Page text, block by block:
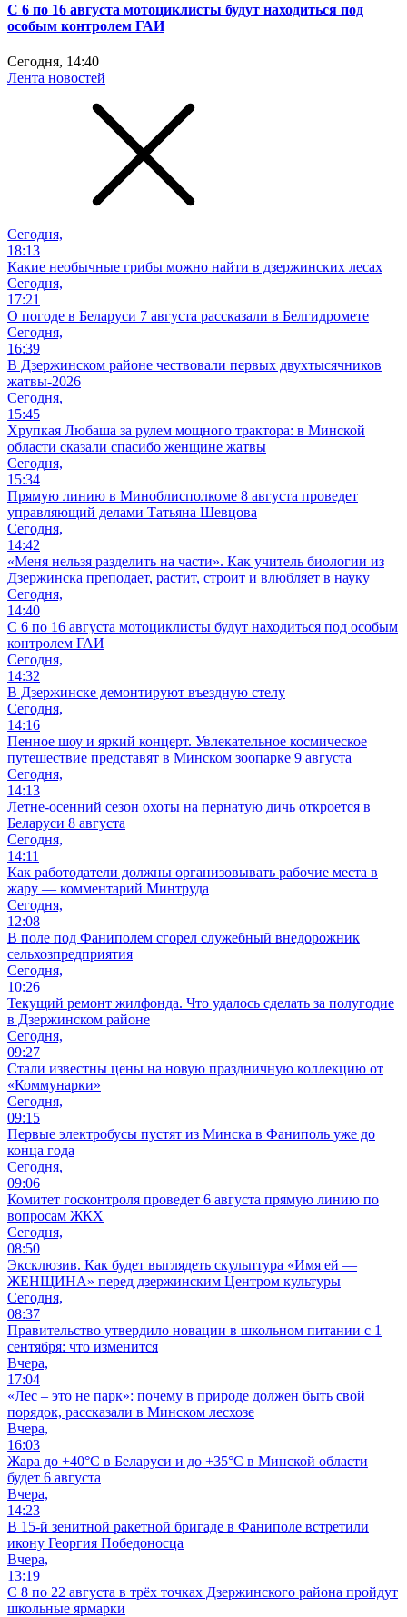
С 6 по 16 августа мотоциклисты будут находиться под
особым контролем ГАИ
Сегодня, 14:40
Лента новостей
Сегодня,
18:13
Какие необычные грибы можно найти в дзержинских лесах
Сегодня,
17:21
О погоде в Беларуси 7 августа рассказали в Белгидромете
Сегодня,
16:39
В Дзержинском районе чествовали первых двухтысячников
жатвы-2026
Сегодня,
15:45
Хрупкая Любаша за рулем мощного трактора: в Минской
области сказали спасибо женщине жатвы
Сегодня,
15:34
Прямую линию в Миноблисполкоме 8 августа проведет
управляющий делами Татьяна Шевцова
Сегодня,
14:42
«Меня нельзя разделить на части». Как учитель биологии из
Дзержинска преподает, растит, строит и влюбляет в науку
Сегодня,
14:40
С 6 по 16 августа мотоциклисты будут находиться под особым
контролем ГАИ
Сегодня,
14:32
В Дзержинске демонтируют въездную стелу
Сегодня,
14:16
Пенное шоу и яркий концерт. Увлекательное космическое
путешествие представят в Минском зоопарке 9 августа
Сегодня,
14:13
Летне-осенний сезон охоты на пернатую дичь откроется в
Беларуси 8 августа
Сегодня,
14:11
Как работодатели должны организовывать рабочие места в
жару — комментарий Минтруда
Сегодня,
12:08
В поле под Фаниполем сгорел служебный внедорожник
сельхозпредприятия
Сегодня,
10:26
Текущий ремонт жилфонда. Что удалось сделать за полугодие
в Дзержинском районе
Сегодня,
09:27
Стали известны цены на новую праздничную коллекцию от
«Коммунарки»
Сегодня,
09:15
Первые электробусы пустят из Минска в Фаниполь уже до
конца года
Сегодня,
09:06
Комитет госконтроля проведет 6 августа прямую линию по
вопросам ЖКХ
Сегодня,
08:50
Эксклюзив. Как будет выглядеть скульптура «Имя ей —
ЖЕНЩИНА» перед дзержинским Центром культуры
Сегодня,
08:37
Правительство утвердило новации в школьном питании с 1
сентября: что изменится
Вчера,
17:04
«Лес – это не парк»: почему в природе должен быть свой
порядок, рассказали в Минском лесхозе
Вчера,
16:03
Жара до +40°С в Беларуси и до +35°С в Минской области
будет 6 августа
Вчера,
14:23
В 15-й зенитной ракетной бригаде в Фаниполе встретили
икону Георгия Победоносца
Вчера,
13:19
С 8 по 22 августа в трёх точках Дзержинского района пройдут
школьные ярмарки